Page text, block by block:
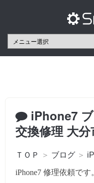
iPhone7
交換修理 大
ＴＯＰ ＞ ブログ ＞
iPhone7 修理依頼です